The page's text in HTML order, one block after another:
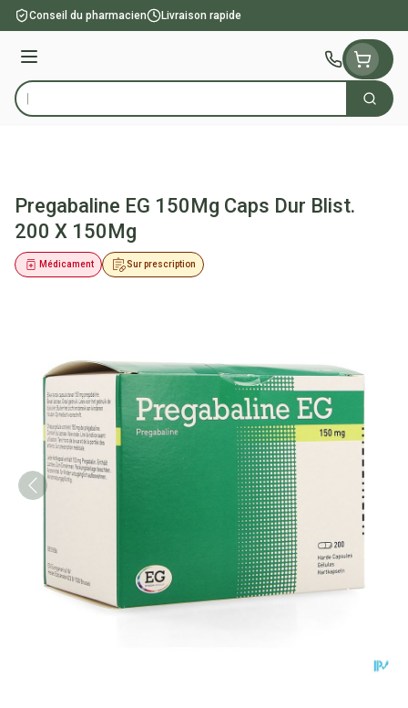
Aller au contenu
Conseil du pharmacien Livraison rapide
Menu
Rechercher
Pregabaline EG 150Mg Caps Dur Blist.
200 X 150Mg
Sur prescription
Médicament